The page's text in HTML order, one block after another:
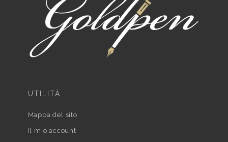
UTILITÀ
Mappa del sito
Il mio account